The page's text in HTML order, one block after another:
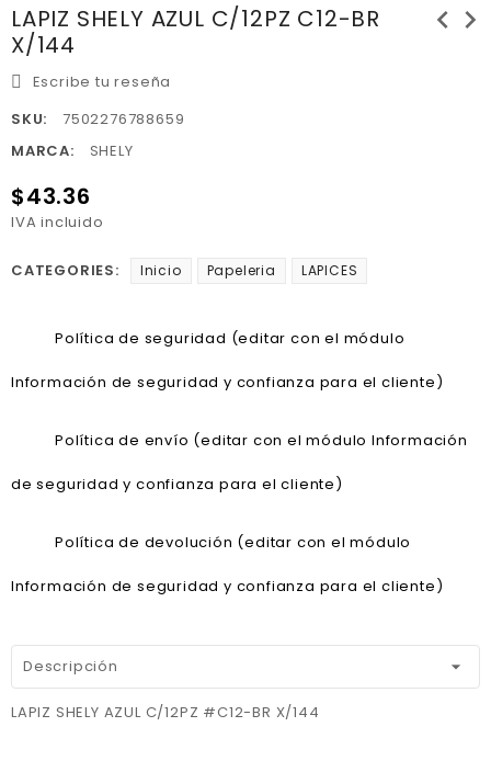
LAPIZ SHELY AZUL C/12PZ C12-BR
X/144
chevron_left chevron_right
Escribe tu reseña
SKU:
7502276788659
MARCA:
SHELY
$43.36
IVA incluido
CATEGORIES: Inicio Papeleria LAPICES
Política de seguridad (editar con el módulo
Información de seguridad y confianza para el cliente)
Política de envío (editar con el módulo Información
de seguridad y confianza para el cliente)
Política de devolución (editar con el módulo
Información de seguridad y confianza para el cliente)
Descripción
LAPIZ SHELY AZUL C/12PZ #C12-BR X/144